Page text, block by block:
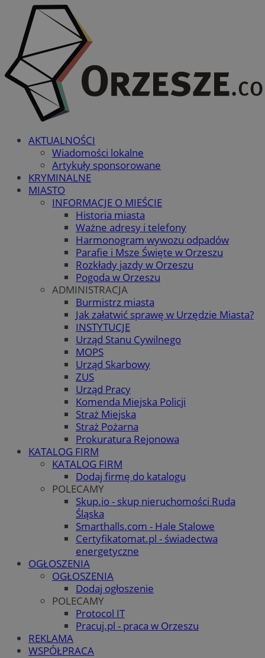
AKTUALNOŚCI
Wiadomości lokalne
Artykuły sponsorowane
KRYMINALNE
MIASTO
INFORMACJE O MIEŚCIE
Historia miasta
Ważne adresy i telefony
Harmonogram wywozu odpadów
Parafie i Msze Święte w Orzeszu
Rozkłady jazdy w Orzeszu
Pogoda w Orzeszu
ADMINISTRACJA
Burmistrz miasta
Jak załatwić sprawę w Urzędzie Miasta?
INSTYTUCJE
Urząd Stanu Cywilnego
MOPS
Urząd Skarbowy
ZUS
Urząd Pracy
Komenda Miejska Policji
Straż Miejska
Straż Pożarna
Prokuratura Rejonowa
KATALOG FIRM
KATALOG FIRM
Dodaj firmę do katalogu
POLECAMY
Skup.io - skup nieruchomości Ruda
Śląska
Smarthalls.com - Hale Stalowe
Certyfikatomat.pl - świadectwa
energetyczne
OGŁOSZENIA
OGŁOSZENIA
Dodaj ogłoszenie
POLECAMY
Protocol IT
Pracuj.pl - praca w Orzeszu
REKLAMA
WSPÓŁPRACA